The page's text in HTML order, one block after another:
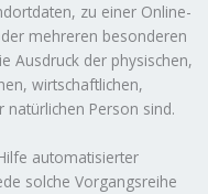
zu einer Online-
mehreren besonderen
Ausdruck der physischen,
wirtschaftlichen,
Person sind.
automatisierter
solche Vorgangsreihe